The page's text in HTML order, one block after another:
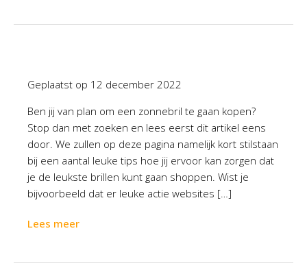
Geplaatst op 12 december 2022
Ben jij van plan om een zonnebril te gaan kopen?
Stop dan met zoeken en lees eerst dit artikel eens
door. We zullen op deze pagina namelijk kort stilstaan
bij een aantal leuke tips hoe jij ervoor kan zorgen dat
je de leukste brillen kunt gaan shoppen. Wist je
bijvoorbeeld dat er leuke actie websites […]
Lees meer